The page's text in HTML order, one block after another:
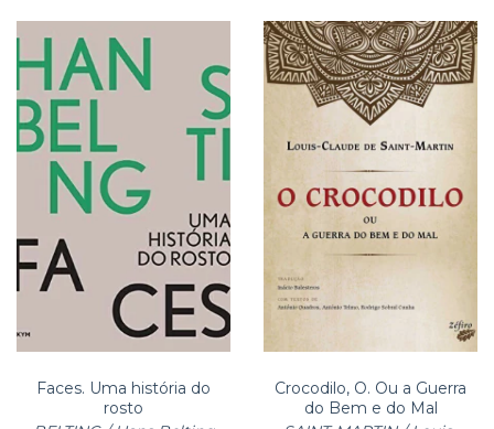
Faces. Uma história do
rosto
Crocodilo, O. Ou a Guerra
do Bem e do Mal